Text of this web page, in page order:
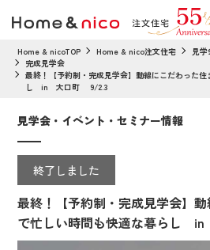
Home & nicoTOP Home & nico注文住宅
見
完成見学会
最終！【予約制・完成見学会】動線にこだわった
し in 大口町 9/2.3
見学会・イベント・セミナー情報
終了しました
最終！【予約制・完成見学会】
で忙しい時間も快適な暮らし